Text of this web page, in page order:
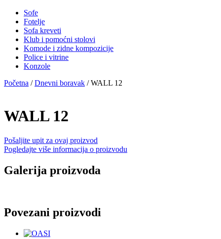
Sofe
Fotelje
Sofa kreveti
Klub i pomoćni stolovi
Komode i zidne kompozicije
Police i vitrine
Konzole
Početna /Dnevni boravak / WALL 12
WALL 12
Pošaljite upit za ovaj proizvod
Pogledajte više informacija o proizvodu
Galerija proizvoda
Povezani proizvodi